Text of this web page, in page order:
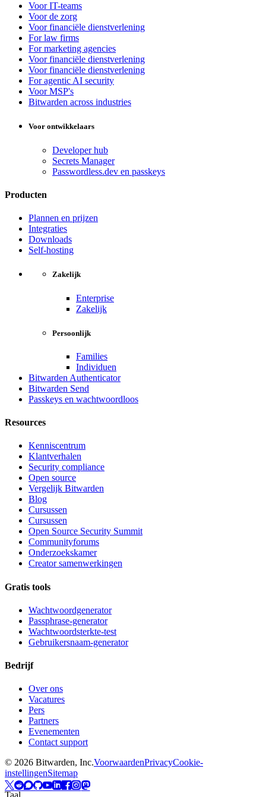
Voor IT-teams
Voor de zorg
Voor financiële dienstverlening
For law firms
For marketing agencies
Voor financiële dienstverlening
Voor financiële dienstverlening
For agentic AI security
Voor MSP's
Bitwarden across industries
Voor ontwikkelaars
Developer hub
Secrets Manager
Passwordless.dev en passkeys
Producten
Plannen en prijzen
Integraties
Downloads
Self-hosting
Zakelijk
Enterprise
Zakelijk
Persoonlijk
Families
Individuen
Bitwarden Authenticator
Bitwarden Send
Passkeys en wachtwoordloos
Resources
Kenniscentrum
Klantverhalen
Security compliance
Open source
Vergelijk Bitwarden
Blog
Cursussen
Cursussen
Open Source Security Summit
Communityforums
Onderzoekskamer
Creator samenwerkingen
Gratis tools
Wachtwoordgenerator
Passphrase-generator
Wachtwoordsterkte-test
Gebruikersnaam-generator
Bedrijf
Over ons
Vacatures
Pers
Partners
Evenementen
Contact support
© 2026 Bitwarden, Inc.VoorwaardenPrivacyCookie-
instellingenSitemap
Taal